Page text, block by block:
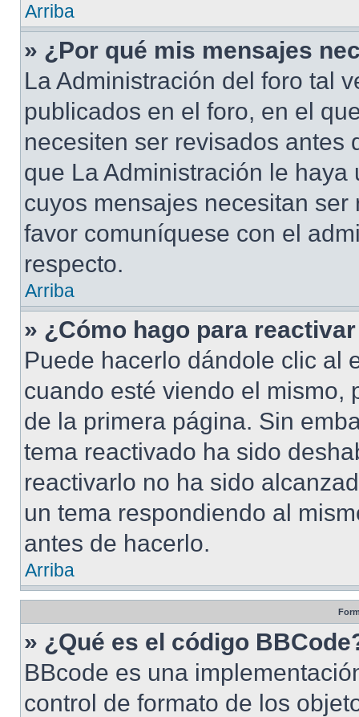
Arriba
» ¿Por qué mis mensajes
La Administración del foro tal
publicados en el foro, en el
necesiten ser revisados antes
que La Administración le
cuyos mensajes necesitan
favor comuníquese con el
respecto.
Arriba
» ¿Cómo hago para
Puede hacerlo dándole clic al
cuando esté viendo el mismo,
de la primera página. Sin
tema reactivado ha sido
reactivarlo no ha sido
un tema respondiendo al
antes de hacerlo.
Arriba
» ¿Qué es el código
BBcode es una
control de formato de los